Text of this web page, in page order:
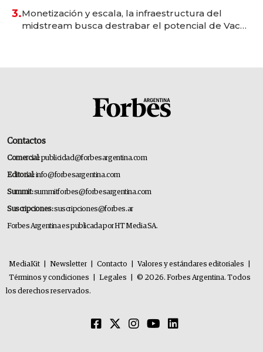
3.Monetización y escala, la infraestructura del
midstream busca destrabar el potencial de Vaca
Contactos
Comercial:publicidad@forbesargentina.com
Editorial:info@forbesargentina.com
Summit:summitforbes@forbesargentina.com
Suscripciones:suscripciones@forbes.ar
Forbes Argentina es publicada por HT Media SA.
MediaKit Newsletter Contacto Valores y estándares editoriales
Términos y condiciones
Legales
© 2026. Forbes Argentina. Todos
los derechos reservados.